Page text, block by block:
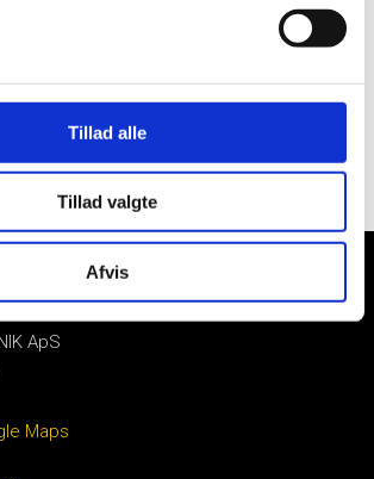
Tillad alle
Tillad valgte
Afvis
ApS
Maps